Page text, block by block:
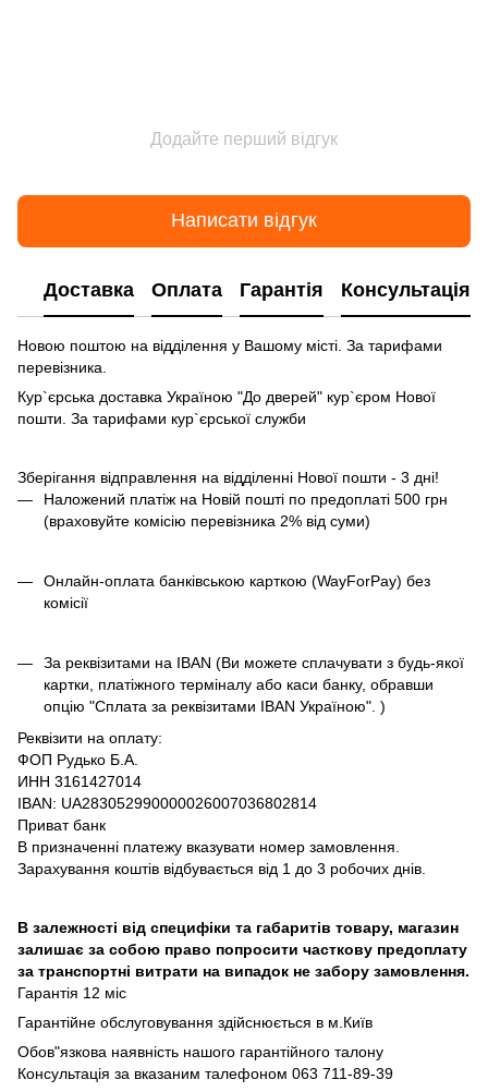
Додайте перший відгук
Написати відгук
Доставка Оплата Гарантія Консультація
Новою поштою на відділення у Вашому місті. За тарифами
перевізника.
Кур`єрська доставка Україною "До дверей" кур`єром Нової
пошти. За тарифами кур`єрської служби
Зберігання відправлення на відділенні Нової пошти - 3 дні!
Наложений платіж на Новій пошті по предоплаті 500 грн
(враховуйте комісію перевізника 2% від суми)
Онлайн-оплата банківською карткою (WayForPay) без
комісії
За реквізитами на IBAN (Ви можете сплачувати з будь-якої
картки, платіжного терміналу або каси банку, обравши
опцію "Сплата за реквізитами IBAN Україною". )
Реквізити на оплату:
ФОП Рудько Б.А.
ИНН 3161427014
IBAN: UA283052990000026007036802814
Приват банк
В призначенні платежу вказувати номер замовлення.
Зарахування коштів відбувається від 1 до 3 робочих днів.
В залежності від специфіки та габаритів товару, магазин
залишає за собою право попросити часткову предоплату
за транспортні витрати на випадок не забору замовлення.
Гарантія 12 міс
Гарантійне обслуговування здійснюється в м.Київ
Обов"язкова наявність нашого гарантійного талону
Консультація за вказаним талефоном 063 711-89-39